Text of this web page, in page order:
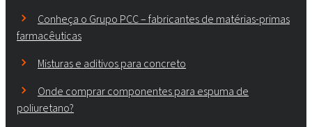
Conheça o Grupo PCC – fabricantes de matérias-primas
farmacêuticas
Misturas e aditivos para concreto
Onde comprar componentes para espuma de
poliuretano?